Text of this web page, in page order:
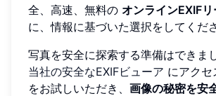
全、高速、無料の オンラインEXIF
に、情報に基づいた選択をしてくださ
写真を安全に探索する準備はできま
当社の安全なEXIFビューア にアク
をお試しいただき、 画像の秘密を安